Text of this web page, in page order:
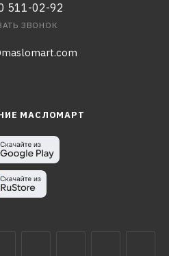
511-02-92
ЗВОНОК
МАСЛОМАРТ